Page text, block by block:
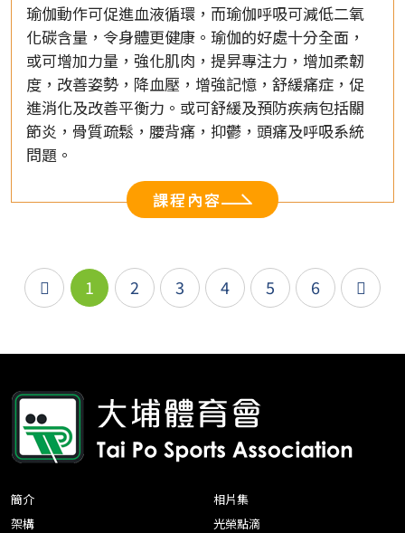
瑜伽動作可促進血液循環，而瑜伽呼吸可減低二氧
化碳含量，令身體更健康。瑜伽的好處十分全面，
或可增加力量，強化肌肉，提昇專注力，增加柔韌
度，改善姿勢，降血壓，增強記憶，舒緩痛症，促
進消化及改善平衡力。或可舒緩及預防疾病包括關
節炎，骨質疏鬆，腰背痛，抑鬱，頭痛及呼吸系統
問題。
課程內容
1 2 3 4 5 6
簡介
架構
相片集
光榮點滴